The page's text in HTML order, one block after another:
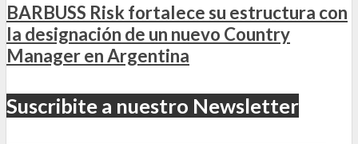
BARBUSS Risk fortalece su estructura con
la designación de un nuevo Country
Manager en Argentina
Suscribite a nuestro Newsletter